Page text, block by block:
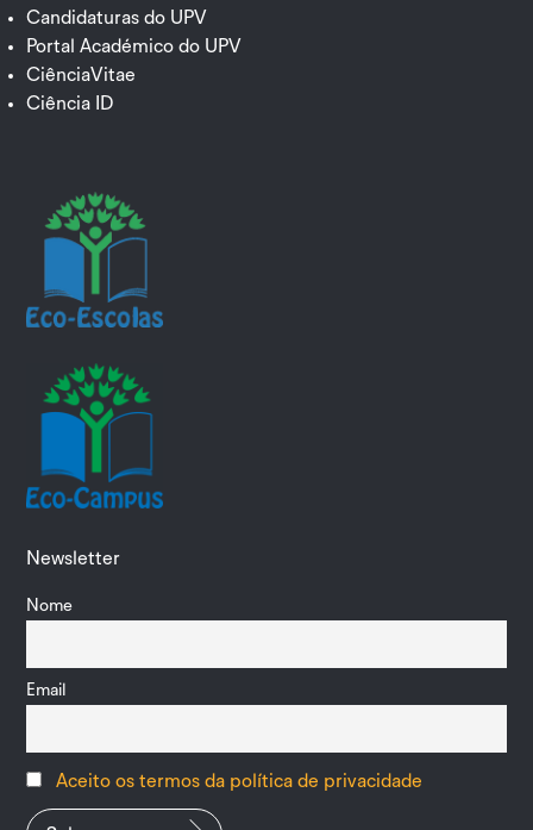
Candidaturas do UPV
Portal Académico do UPV
CiênciaVitae
Ciência ID
Newsletter
Nome
Email
Aceito os termos da política de privacidade